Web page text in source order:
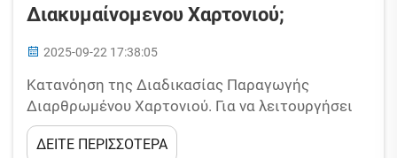
Διακυμαίνομενου Χαρτονιού;
2025-09-22 17:38:05
Κατανόηση της Διαδικασίας Παραγωγής
Διαρθρωμένου Χαρτονιού. Για να λειτουργήσει
αποδοτικά ένα εργοστάσιο γραμμής παραγωγής
διαρθρωμένου χαρτονιού, απαιτείται
ΔΕΙΤΕ ΠΕΡΙΣΣΟΤΕΡΑ